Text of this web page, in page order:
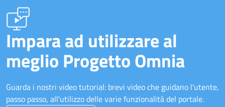
Impara ad utilizzare al
meglio Progetto Omnia
Guarda i nostri video tutorial: brevi video che guidano l'utente,
passo passo, all'utilizzo delle varie funzionalità del portale.